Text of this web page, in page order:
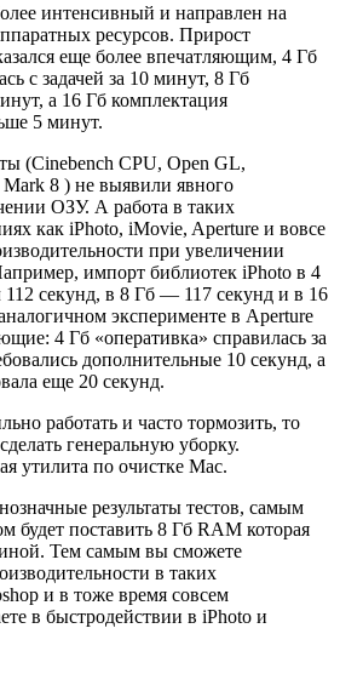
интенсивный и направлен на
ресурсов. Прирост
еще более впечатляющим, 4 Гб
с задачей за 10 минут, 8 Гб
а 16 Гб комплектация
5 минут.
(Cinebench CPU, Open GL,
8 ) не выявили явного
ОЗУ. А работа в таких
как iPhoto, iMovie, Aperture и вовсе
при увеличении
импорт библиотек iPhoto в 4
112 секунд, в 8 Гб — 117 секунд и в 16
эксперименте в Aperture
4 Гб «оперативка» справилась за
дополнительные 10 секунд, а
еще 20 секунд.
работать и часто тормозить, то
генеральную уборку.
утилита по очистке Mac.
результаты тестов, самым
будет поставить 8 Гб RAM которая
Тем самым вы сможете
в таких
и в тоже время совсем
в быстродействии в iPhoto и